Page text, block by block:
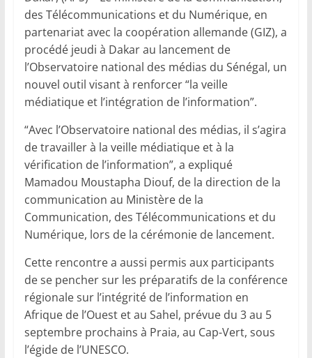
des Télécommunications et du Numérique, en
partenariat avec la coopération allemande (GIZ), a
procédé jeudi à Dakar au lancement de
l’Observatoire national des médias du Sénégal, un
nouvel outil visant à renforcer “la veille
médiatique et l’intégration de l’information”.
“Avec l’Observatoire national des médias, il s’agira
de travailler à la veille médiatique et à la
vérification de l’information”, a expliqué
Mamadou Moustapha Diouf, de la direction de la
communication au Ministère de la
Communication, des Télécommunications et du
Numérique, lors de la cérémonie de lancement.
Cette rencontre a aussi permis aux participants
de se pencher sur les préparatifs de la conférence
régionale sur l’intégrité de l’information en
Afrique de l’Ouest et au Sahel, prévue du 3 au 5
septembre prochains à Praia, au Cap-Vert, sous
l’égide de l’UNESCO.